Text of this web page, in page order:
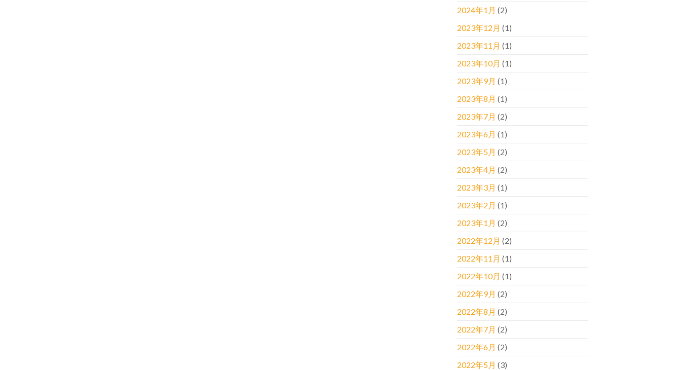
2024年1月 (2)
2023年12月 (1)
2023年11月 (1)
2023年10月 (1)
2023年9月 (1)
2023年8月 (1)
2023年7月 (2)
2023年6月 (1)
2023年5月 (2)
2023年4月 (2)
2023年3月 (1)
2023年2月 (1)
2023年1月 (2)
2022年12月 (2)
2022年11月 (1)
2022年10月 (1)
2022年9月 (2)
2022年8月 (2)
2022年7月 (2)
2022年6月 (2)
2022年5月 (3)